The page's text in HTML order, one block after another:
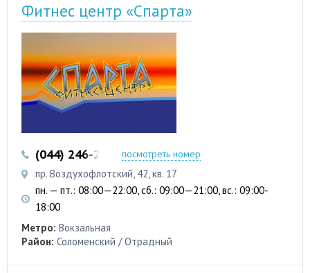
Фитнес центр «Спарта»
(044) 246-22-97посмотреть номер
пр. Воздухофлотский, 42, кв. 17
пн. — пт.: 08:00—22:00, сб.: 09:00—21:00, вс.: 09:00-
18:00
Метро: Вокзальная
Район: Соломенский / Отрадный